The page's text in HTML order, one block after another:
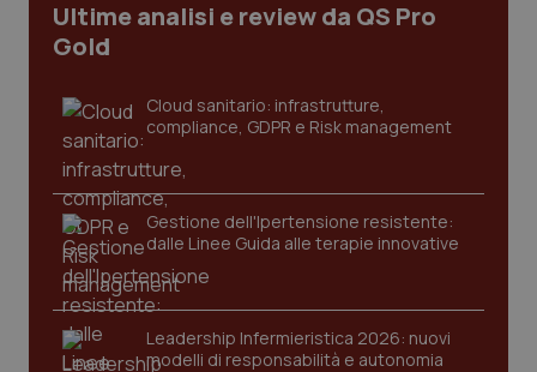
Ultime analisi e review da QS Pro
Gold
Cloud sanitario: infrastrutture,
compliance, GDPR e Risk management
Gestione dell'Ipertensione resistente:
dalle Linee Guida alle terapie innovative
Leadership Infermieristica 2026: nuovi
modelli di responsabilità e autonomia
CookieScriptConsent
CookieScript
www.quotidianosanita.it